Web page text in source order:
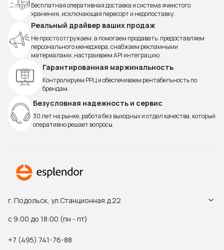
Бесплатная оперативная доставка и система ячеистого
хранения, исключающая пересорт и недопоставку.
Реальный драйвер ваших продаж
Не просто отгружаем, а помогаем продавать: предоставляем
персонального менеджера, снабжаем рекламными
материалами, настраиваем API интеграцию.
Гарантированная маржинальность
Контролируем РРЦ и обеспечиваем рентабельность по
брендам.
Безусловная надежность и сервис
30 лет на рынке, работа без выходных и отдел качества, который
оперативно решает вопросы.
г. Подольск, ул.Станционная д.22
с 9:00 до 18:00 (пн - пт)
+7 (495) 741-76-88